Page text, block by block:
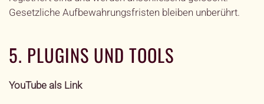
Gesetzliche Aufbewahrungsfristen bleiben unberührt.
5. PLUGINS UND TOOLS
YouTube als Link